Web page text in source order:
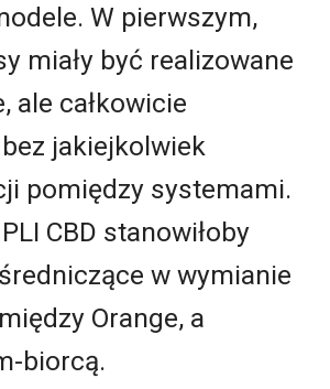
W pierwszym,
miały być realizowane
ale całkowicie
jakiejkolwiek
pomiędzy systemami.
CBD stanowiłoby
w wymianie
Orange, a
biorcą.